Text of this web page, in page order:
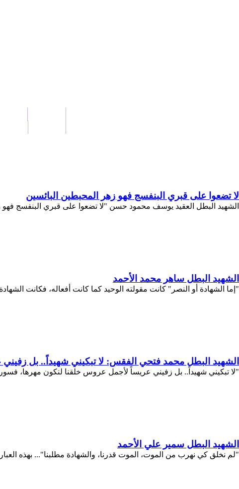
لا تضعوا على قبري البنفسج فهو زهر المحبطين البائسين
الشهيد البطل العقيد يوسف محمود حسن "لا تضعوا على قبري البنفسج
الشهيد البطل ساهر محمد الأحمد
"إما الشهادة أو النصر" كانت مقولته الوحيد كما كانت أفعاله، فكانت
الشهيد البطل محمد فتحي الفقس: لا تبكيني شهيداً.. بل زفيني
"لا تبكيني شهيداً.. بل زفيني عريساً لأجمل عروس خلقنا لنكون مهرها،
الشهيد البطل سمير علي الأحمد
"لم نخلق كي نهرب من الموت، الموت قدرنا، والشهادة مطلبنا"... بهذه